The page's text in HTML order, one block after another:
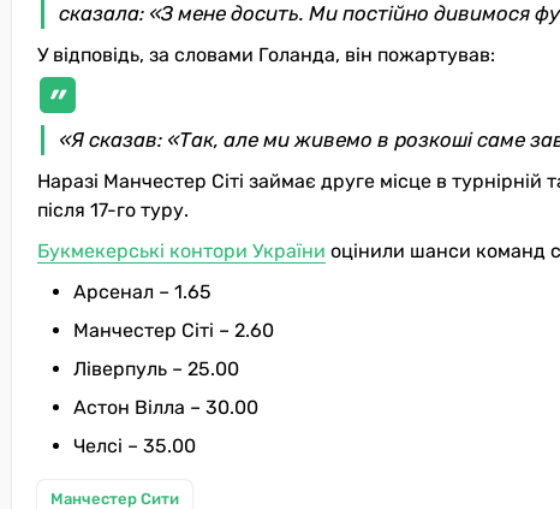
сказала: «З мене досить. Ми постійно дивимося
У відповідь, за словами Голанда, він пожартував:
«Я сказав: «Так, але ми живемо в розкоші саме
Наразі Манчестер Сіті займає друге місце в
після 17-го туру.
Букмекерські контори України оцінили шанси команд
Арсенал – 1.65
Манчестер Сіті – 2.60
Ліверпуль – 25.00
Астон Вілла – 30.00
Челсі – 35.00
Манчестер Сити